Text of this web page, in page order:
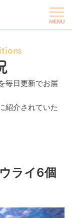
毎日更新でお届
紹介されていた
ライ6個